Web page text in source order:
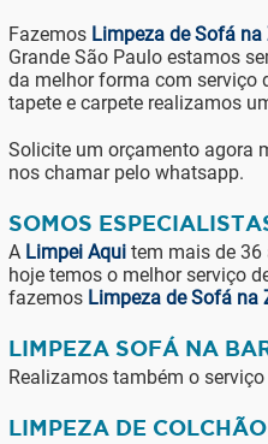
Fazemos Limpeza de Sofá na
Grande São Paulo estamos
da melhor forma com serviço
tapete e carpete realizamos
Solicite um orçamento agora
nos chamar pelo whatsapp.
SOMOS
A Limpei Aquitem mais de 36
hoje temos o melhor serviço
fazemos Limpeza de Sofá na
LIMPEZA SOFÁ NA
Realizamos também o serviço
LIMPEZA DE